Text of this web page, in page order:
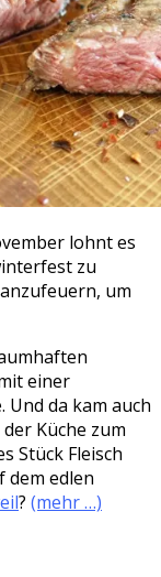
lohnt es
zu
um
einer
da kam auch
Küche zum
Stück Fleisch
dem edlen
? (mehr …)